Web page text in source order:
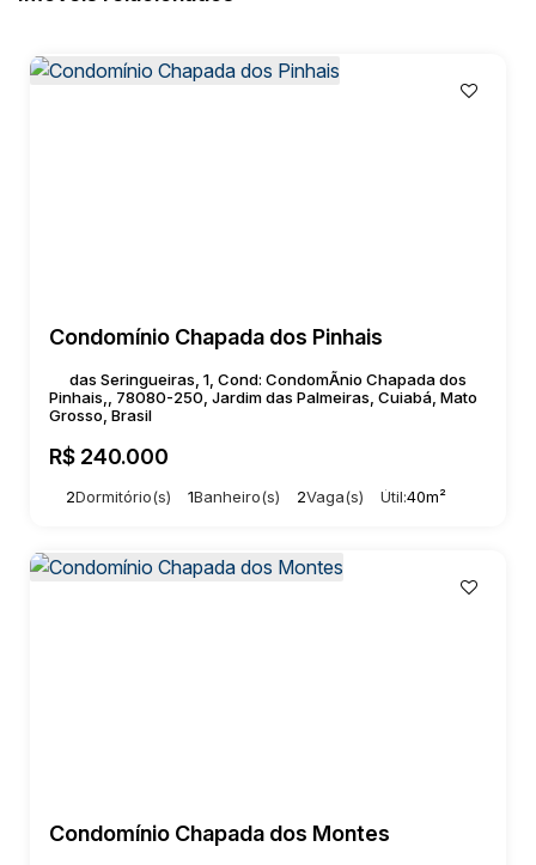
Condomínio Chapada dos Pinhais
R$ 240.000
das Seringueiras, 1, Cond: CondomÃnio Chapada dos
Pinhais,, 78080-250, Jardim das Palmeiras, Cuiabá, Mato
Grosso, Brasil
2Dormitório(s) 1Banheiro(s) 2Vaga(s) Útil:40m²
Condomínio Chapada dos Montes